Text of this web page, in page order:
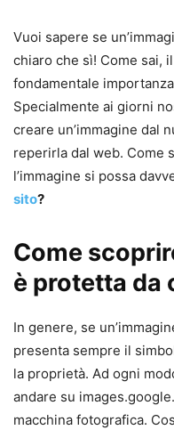
Vuoi sapere se
chiaro che sì! Come sai,
fondamentale
Specialmente ai giorni
creare un’immagine dal
reperirla dal web. Come
l’immagine si possa
sito?
Come
è protetta da
In genere, se
presenta sempre il
la proprietà. Ad ogni
andare su
macchina fotografica.